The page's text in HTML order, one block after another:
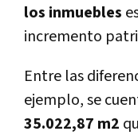
los inmuebles
incremento
Entre las
ejemplo, se
35.022,87 m2